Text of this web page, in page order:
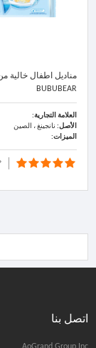
مناديل اطفال خالية
BUBUBEAR
العلامة التجارية:
الأصل: نانجينغ ، الصين
الميزات:
اتصل بنا
AoGrand Group Inc.